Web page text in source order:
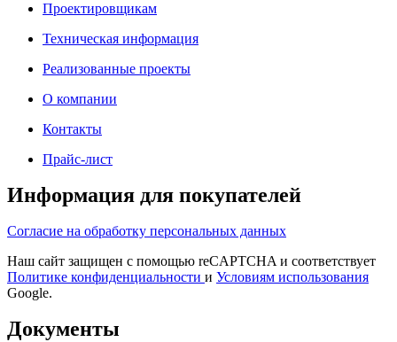
Проектировщикам
Техническая информация
Реализованные проекты
О компании
Контакты
Прайс-лист
Информация для покупателей
Согласие на обработку персональных данных
Наш сайт защищен с помощью reCAPTCHA и соответствует
Политике конфиденциальности и Условиям использования
Google.
Документы